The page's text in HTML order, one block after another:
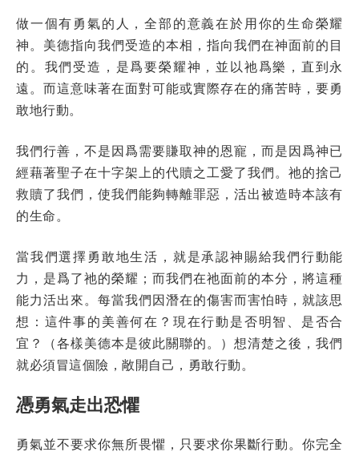
做一個有勇氣的人，全部的意義在於用你的生命榮耀
神。美德指向我們受造的本相，指向我們在神面前的目
的。我們受造，是爲要榮耀神，並以祂爲樂，直到永
遠。而這意味著在面對可能或實際存在的痛苦時，要勇
敢地行動。
我們行善，不是因爲需要賺取神的恩寵，而是因爲神已
經藉著聖子在十字架上的代贖之工愛了我們。祂的捨己
救贖了我們，使我們能夠轉離罪惡，活出被造時本該有
的生命。
當我們選擇勇敢地生活，就是承認神賜給我們行動能
力，是爲了祂的榮耀；而我們在祂面前的本分，將這種
能力活出來。每當我們因潛在的傷害而害怕時，就該思
想：這件事的美善何在？現在行動是否明智、是否合
宜？（各樣美德本是彼此關聯的。）想清楚之後，我們
就必須冒這個險，敞開自己，勇敢行動。
憑勇氣走出恐懼
勇氣並不要求你無所畏懼，只要求你果斷行動。你完全